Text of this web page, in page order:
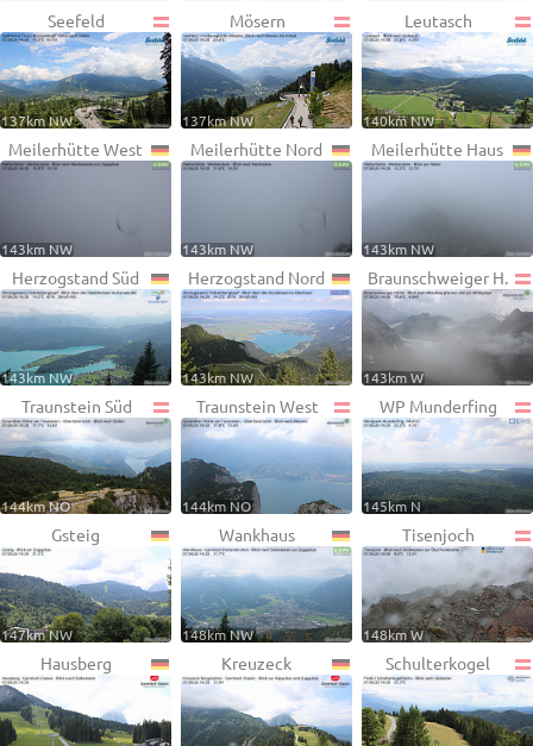
Seefeld
137km NW
Mösern
137km NW
Leutasch
140km NW
Meilerhütte West
143km NW
Meilerhütte Nord
143km NW
Meilerhütte Haus
143km NW
Herzogstand Süd
143km NW
Herzogstand Nord
143km NW
Braunschweiger H.
143km W
Traunstein Süd
144km NO
Traunstein West
144km NO
WP Munderfing
145km N
Gsteig
147km NW
Wankhaus
148km NW
Tisenjoch
148km W
Hausberg Kreuzeck Schulterkogel